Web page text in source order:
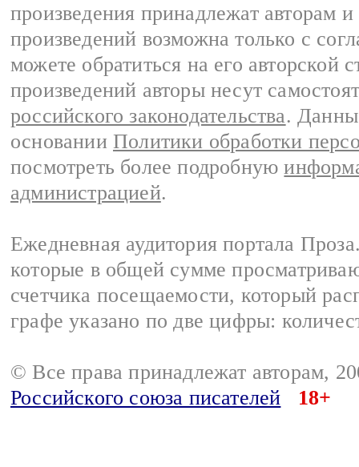
произведения принадлежат авторам
произведений возможна только с
можете обратиться на его авторской
произведений авторы несут
российского законодательства.
основании Политики обработки
посмотреть более подробную
администрацией.
Ежедневная аудитория портала
которые в общей сумме
счетчика посещаемости, который
графе указано по две цифры:
© Все права принадлежат авторам,
Российского союза писателей
18+